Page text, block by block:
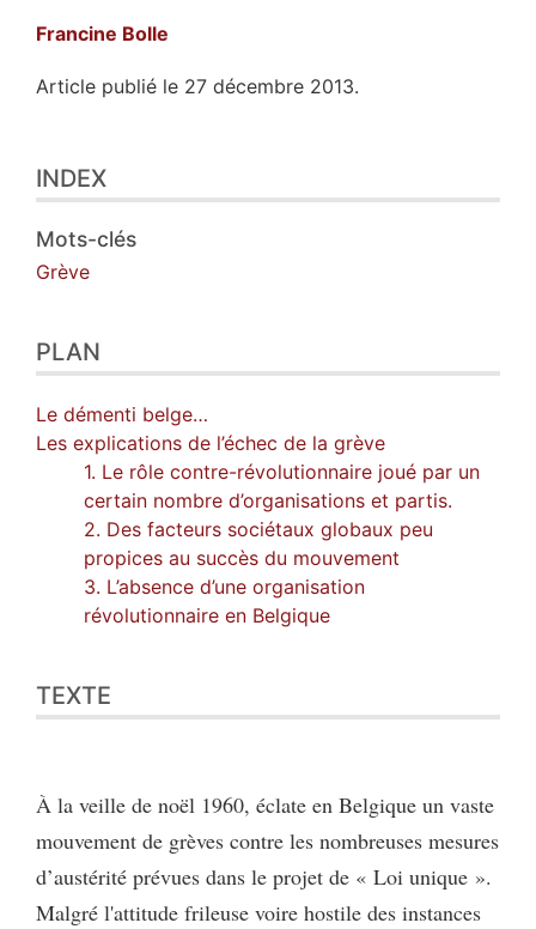
Francine Bolle
Article publié le 27 décembre 2013.
Plan
Texte
Notes
Citer cet article
INDEX
Mots-clés
Grève
PLAN
Le démenti belge…
Les explications de l’échec de la grève
1. Le rôle contre-révolutionnaire joué par un
certain nombre d’organisations et partis.
2. Des facteurs sociétaux globaux peu
propices au succès du mouvement
3. L’absence d’une organisation
révolutionnaire en Belgique
TEXTE
À la veille de noël 1960, éclate en Belgique un vaste
mouvement de grèves contre les nombreuses mesures
d’austérité prévues dans le projet de « Loi unique ».
Malgré l'attitude frileuse voire hostile des instances